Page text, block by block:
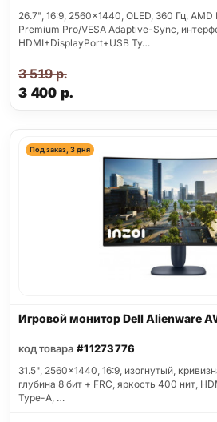
26.7", 16:9, 2560x1440, OLED, 360 Гц,
Premium Pro/VESA Adaptive-Sync,
HDMI+DisplayPort+USB Ty…
3 400 р.
3 519р.
Под заказ, 3 дня
Игровой монитор Dell Alienware
код товара #11273776
31.5", 2560x1440, 16:9, изогнутый,
глубина 8 бит + FRC, яркость 400 нит,
Type-A, …